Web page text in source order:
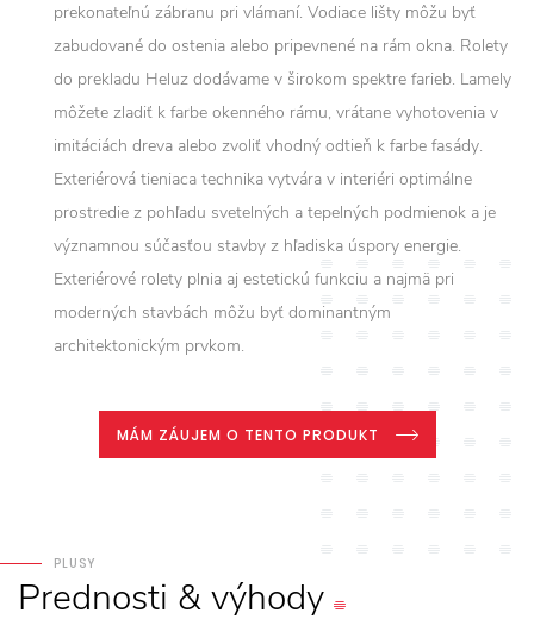
prekonateľnú zábranu pri vlámaní. Vodiace lišty môžu byť
zabudované do ostenia alebo pripevnené na rám okna. Rolety
do prekladu Heluz dodávame v širokom spektre farieb. Lamely
môžete zladiť k farbe okenného rámu, vrátane vyhotovenia v
imitáciách dreva alebo zvoliť vhodný odtieň k farbe fasády.
Exteriérová tieniaca technika vytvára v interiéri optimálne
prostredie z pohľadu svetelných a tepelných podmienok a je
významnou súčasťou stavby z hľadiska úspory energie.
Exteriérové rolety plnia aj estetickú funkciu a najmä pri
moderných stavbách môžu byť dominantným
architektonickým prvkom.
MÁM ZÁUJEM O TENTO PRODUKT
PLUSY
Prednosti &výhody